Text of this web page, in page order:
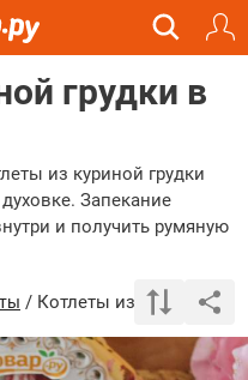
грудки в
из куриной грудки
Запекание
и получить румяную
/ Котлеты из куриной